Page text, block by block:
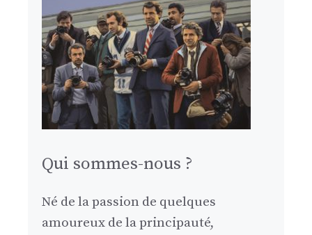
Qui sommes-nous ?
Né de la passion de quelques
amoureux de la principauté,